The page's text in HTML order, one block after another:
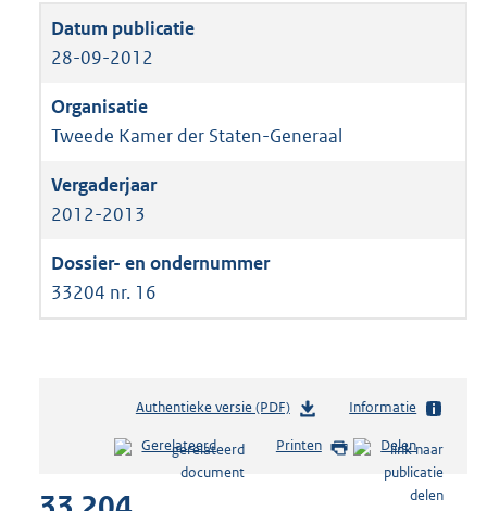
28-09-2012
Tweede Kamer der Staten-Generaal
2012-2013
33204 nr. 16
Authentieke versie (PDF)b
s
Informatie
Gerelateerd Printen Delen